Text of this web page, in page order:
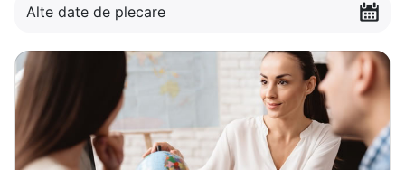
Alte date de plecare